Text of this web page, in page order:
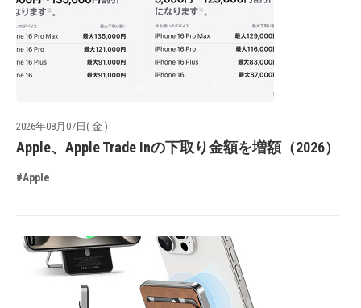
2026年08月07日( 金 )
Apple、Apple Trade Inの下取り金額を増額（2026）
#Apple